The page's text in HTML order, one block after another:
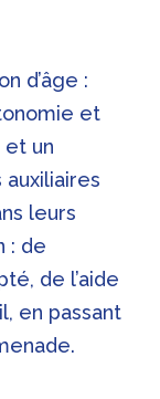
d’âge :
et
et un
leurs
: de
de l’aide
en passant